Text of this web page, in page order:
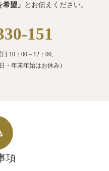
希望」 とお伝えください。
151
10：00～12：00、
・年末年始はお休み）
項